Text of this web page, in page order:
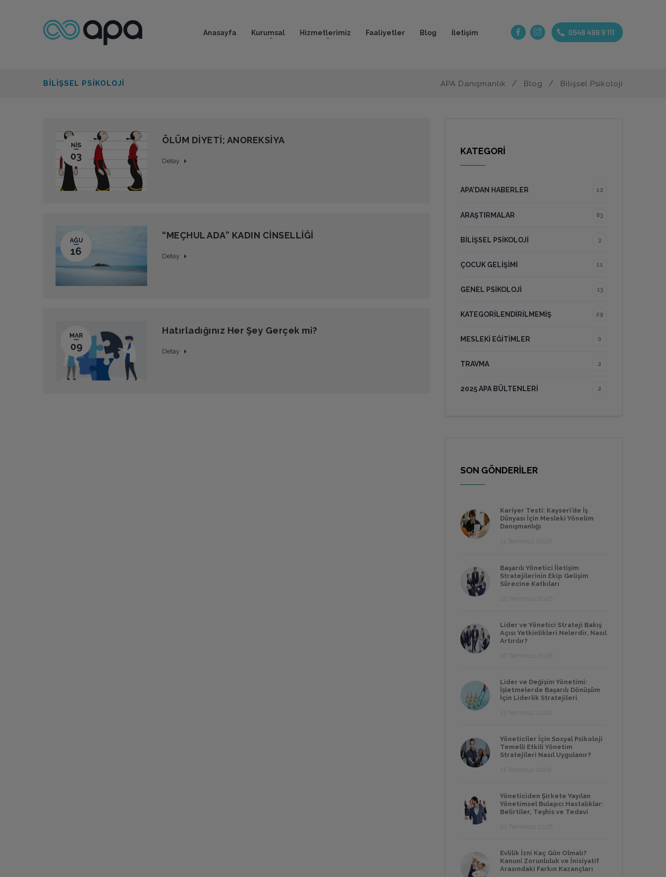
Anasayfa Kurumsal Hizmetlerimiz Faaliyetler Blog İletişim 0546 496 9 111
BILIŞSEL PSIKOLOJI APA Danışmanlık Blog Bilişsel Psikoloji
NIS
03
ÖLÜM DİYETİ; ANOREKSİYA
Detay
AĞU
16
“MEÇHUL ADA” KADIN CİNSELLİĞİ
Detay
MAR
09
Hatırladığınız Her Şey Gerçek mi?
Detay
KATEGORİ
APA'DAN HABERLER 12
ARAŞTIRMALAR 83
BILIŞSEL PSIKOLOJI 3
ÇOCUK GELIŞIMI 11
GENEL PSIKOLOJI 13
KATEGORILENDIRILMEMIŞ 29
MESLEKI EĞITIMLER 0
TRAVMA 2
2025 APA BÜLTENLERI 2
SON GÖNDERİLER
Kariyer Testi: Kayseri’de İş
Dünyası İçin Mesleki Yönelim
Danışmanlığı
Başarılı Yönetici İletişim
Stratejilerinin Ekip Gelişim
Sürecine Katkıları
Lider ve Yönetici Strateji Bakış
Açısı Yetkinlikleri Nelerdir, Nasıl
Artırılır?
Lider ve Değişim Yönetimi:
İşletmelerde Başarılı Dönüşüm
İçin Liderlik Stratejileri
Yöneticiler İçin Sosyal Psikoloji
Temelli Etkili Yönetim
Stratejileri Nasıl Uygulanır?
Yöneticiden Şirkete Yayılan
Yönetimsel Bulaşıcı Hastalıklar:
Belirtiler, Teşhis ve Tedavi
Evlilik İzni Kaç Gün Olmalı?
Kanuni Zorunluluk ve İnisiyatif
Arasındaki Farkın Kazançları